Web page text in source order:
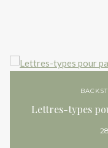
Lettres-types